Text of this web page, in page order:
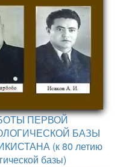
ПЕРВОЙ
БАЗЫ
(к 80 летию
базы)